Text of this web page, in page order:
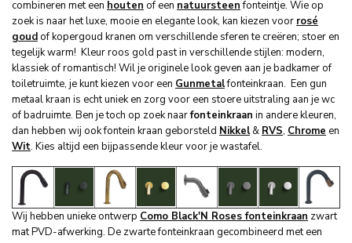
combineren met een houten of een natuursteenfonteintje. Wie op
zoek is naar het luxe, mooie en elegante look, kan kiezen voor rosé
goudof kopergoud kranen om verschillende sferen te creëren; stoer en
tegelijk warm! Kleur roos gold past in verschillende stijlen: modern,
klassiek of romantisch! Wil je originele look geven aan je badkamer of
toiletruimte, je kunt kiezen voor een Gunmetalfonteinkraan. Een gun
metaal kraan is echt uniek en zorg voor een stoere uitstraling aan je wc
of badruimte. Ben je toch op zoek naarfonteinkraan in andere kleuren,
dan hebben wij ook fontein kraan geborsteld Nikkel& RVS, Chrome en
Wit. Kies altijd een bijpassende kleur voor je wastafel.
Wij hebben unieke ontwerp Como Black'N Roses fonteinkraan zwart
mat PVD-afwerking. De zwarte fonteinkraan gecombineerd met een